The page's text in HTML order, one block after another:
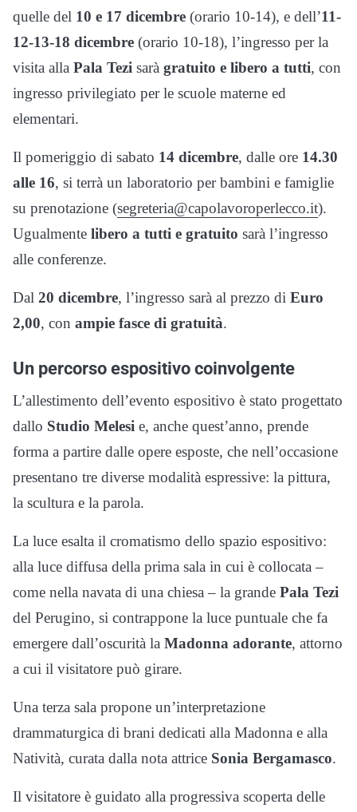
quelle del 10 e 17 dicembre (orario 10-14), e dell’11-
12-13-18 dicembre (orario 10-18), l’ingresso per la
visita alla Pala Tezi sarà gratuito e libero a tutti, con
ingresso privilegiato per le scuole materne ed
elementari.
Il pomeriggio di sabato 14 dicembre, dalle ore 14.30
alle 16, si terrà un laboratorio per bambini e famiglie
su prenotazione (segreteria@capolavoroperlecco.it).
Ugualmente libero a tutti e gratuito sarà l’ingresso
alle conferenze.
Dal 20 dicembre, l’ingresso sarà al prezzo di Euro
2,00, con ampie fasce di gratuità.
Un percorso espositivo coinvolgente
L’allestimento dell’evento espositivo è stato progettato
dallo Studio Melesi e, anche quest’anno, prende
forma a partire dalle opere esposte, che nell’occasione
presentano tre diverse modalità espressive: la pittura,
la scultura e la parola.
La luce esalta il cromatismo dello spazio espositivo:
alla luce diffusa della prima sala in cui è collocata –
come nella navata di una chiesa – la grande Pala Tezi
del Perugino, si contrappone la luce puntuale che fa
emergere dall’oscurità la Madonna adorante, attorno
a cui il visitatore può girare.
Una terza sala propone un’interpretazione
drammaturgica di brani dedicati alla Madonna e alla
Natività, curata dalla nota attrice Sonia Bergamasco.
Il visitatore è guidato alla progressiva scoperta delle